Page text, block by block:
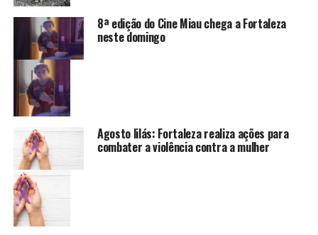
8ª edição do Cine Miau chega a Fortaleza
neste domingo
Agosto lilás: Fortaleza realiza ações para
combater a violência contra a mulher